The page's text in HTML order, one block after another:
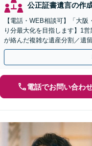
公正証書遺言の作
【電話・WEB相談可】「大
り分最大化を目指します】1
が絡んだ複雑な遺産分割／遺
ど、お任せください」【休日
電話でお問い合わ